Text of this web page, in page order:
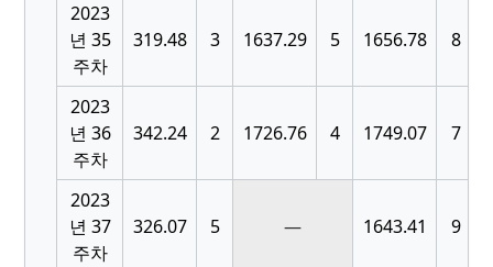
2023
년 35
주차
319.48 3 1637.29 5 1656.78 8
2023
년 36
주차
342.24 2 1726.76 4 1749.07 7
2023
년 37
주차
326.07 5 — 1643.41 9